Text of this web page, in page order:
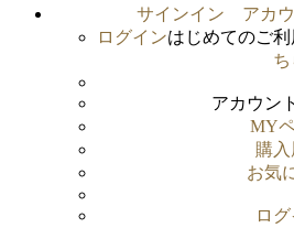
サインイン
アカ
ログインはじめてのご利
ち
アカウン
MY
購
お気
ロ